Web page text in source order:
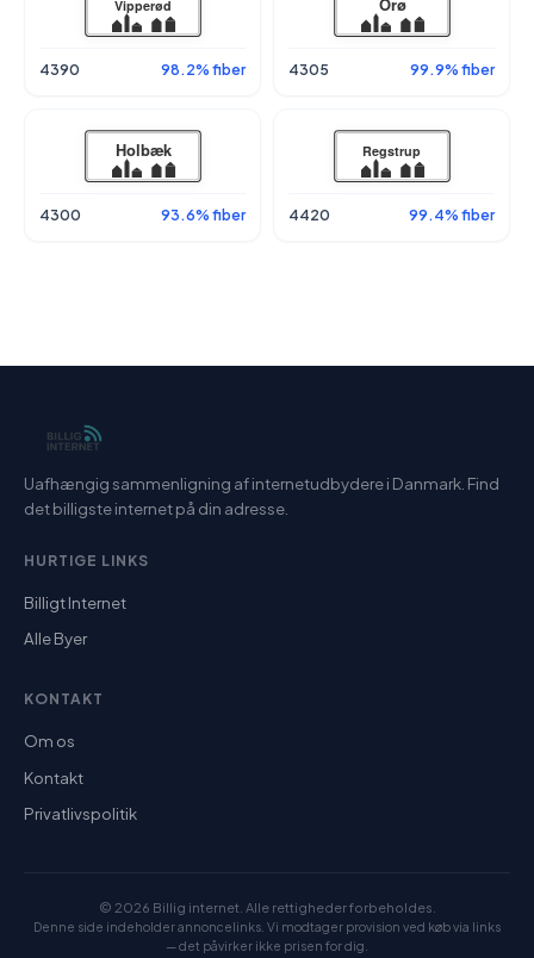
4390 98.2% fiber 4305 99.9% fiber
4300 93.6% fiber 4420 99.4% fiber
Uafhængig sammenligning af internetudbydere i Danmark. Find
det billigste internet på din adresse.
HURTIGE LINKS
Billigt Internet
Alle Byer
KONTAKT
Om os
Kontakt
Privatlivspolitik
© 2026 Billig internet. Alle rettigheder forbeholdes.
Denne side indeholder annoncelinks. Vi modtager provision ved køb via links
— det påvirker ikke prisen for dig.